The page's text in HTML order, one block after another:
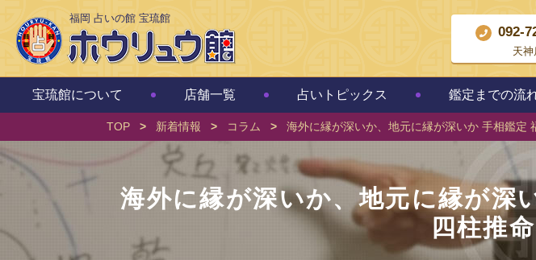
福岡 占いの館 宝琉館
092-
天神
宝琉館について 店舗一覧 占いトピックス 鑑定までの流
TOP > 新着情報 > コラム > 海外に縁が深いか、地元に縁が深いか 手相鑑定
海外に縁が深いか、地元に縁が深
四柱推